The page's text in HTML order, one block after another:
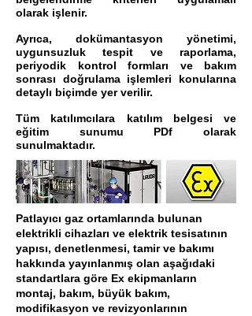
olarak işlenir.
Ayrıca, dokümantasyon yönetimi,
uygunsuzluk tespit ve raporlama,
periyodik kontrol formları ve bakım
sonrası doğrulama işlemleri konularına
detaylı biçimde yer verilir.
Tüm katılımcılara katılım belgesi ve
eğitim sunumu PDf olarak
sunulmaktadır.
Patlayıcı gaz ortamlarında bulunan
elektrikli cihazları ve elektrik tesisatının
yapısı, denetlenmesi, tamir ve bakımı
hakkında yayınlanmış olan aşağıdaki
standartlara göre Ex ekipmanların
montaj, bakım, büyük bakım,
modifikasyon ve revizyonlarının